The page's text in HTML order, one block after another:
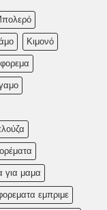
Κιμονό
για μαμα
εμπριμε